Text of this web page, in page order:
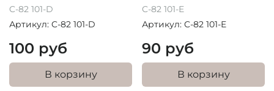
C-82 101-D
Артикул: C-82 101-D
100 руб
В корзину
C-82 101-E
Артикул: C-82 101-E
90 руб
В корзину